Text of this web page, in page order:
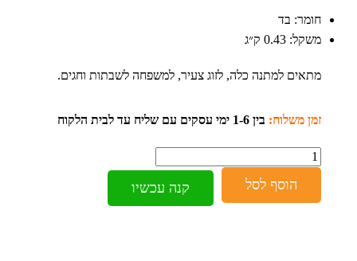
חומר: בד
משקל: 0.43 ק״ג
מתאים למתנה כלה, לזוג צעיר, למשפחה לשבתות וחגים.
זמן משלוח: בין 1-6 ימי עסקים עם שליח עד לבית הלקוח
כמות
הוסף לסל
קנה עכשיו